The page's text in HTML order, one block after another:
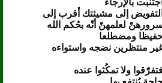
اجتنبت بالإرجاء
التفويض إلى مشيئتك أقرب إلى
لعلمهنّ أنّه بحُكم الله
ومضطلعا
منتظرين نضجه واستواءه
ولا تمكُثوا عنده